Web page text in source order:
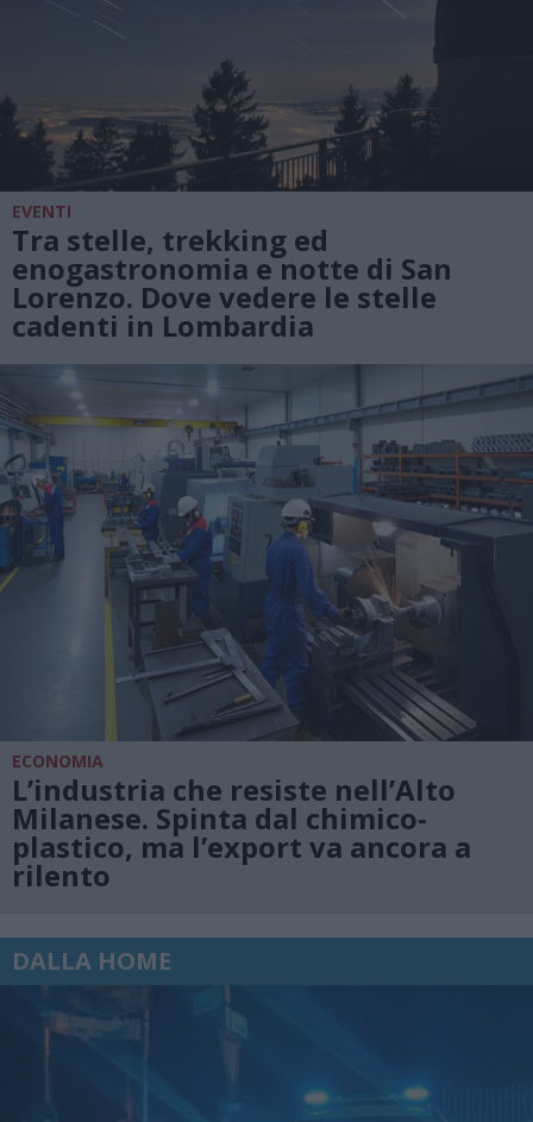
EVENTI
Tra stelle, trekking ed
enogastronomia e notte di San
Lorenzo. Dove vedere le stelle
cadenti in Lombardia
ECONOMIA
L’industria che resiste nell’Alto
Milanese. Spinta dal chimico-
plastico, ma l’export va ancora a
rilento
DALLA HOME